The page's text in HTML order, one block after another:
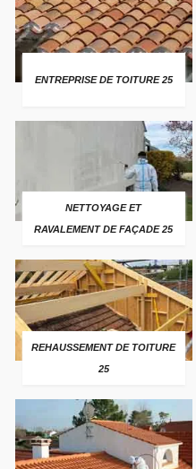
ENTREPRISE DE TOITURE 25
NETTOYAGE ET
RAVALEMENT DE FAÇADE 25
REHAUSSEMENT DE TOITURE
25